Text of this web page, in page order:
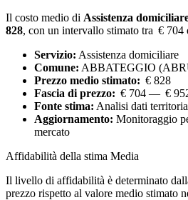
Il costo medio di Assistenza
828, con un intervallo stimato tra € 704
Servizio: Assistenza domiciliare
Comune: ABBATEGGIO
Prezzo medio stimato: € 828
Fascia di prezzo: € 704 — €
Fonte stima: Analisi dati
Aggiornamento: Monitoraggio
mercato
Affidabilità della stima Media
Il livello di affidabilità è determinato
prezzo rispetto al valore medio stimato